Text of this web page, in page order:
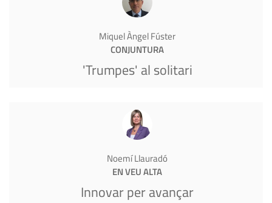
Miquel Àngel Fúster
CONJUNTURA
'Trumpes' al solitari
Noemí Llauradó
EN VEU ALTA
Innovar per avançar